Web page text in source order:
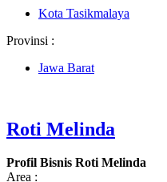
Kota Tasikmalaya
Provinsi :
Jawa Barat
Roti Melinda
Profil Bisnis Roti Melinda
Area :